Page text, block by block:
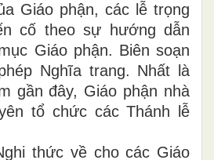
Giáo phận, các lễ trọng
cố theo sự hướng dẫn
Giáo phận. Biên soạn
Nghĩa trang. Nhất là
gần đây, Giáo phận nhà
tổ chức các Thánh lễ
thức về cho các Giáo